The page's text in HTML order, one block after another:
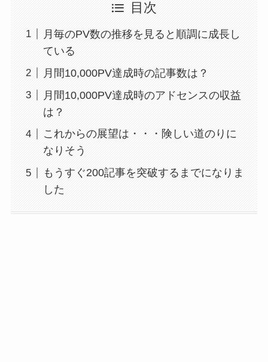
目次
月毎のPV数の推移を見ると順調に成長し
ている
月間10,000PV達成時の記事数は？
月間10,000PV達成時のアドセンスの収益
は？
これからの展望は・・・険しい道のりに
なりそう
もうすぐ200記事を突破するまでになりま
した